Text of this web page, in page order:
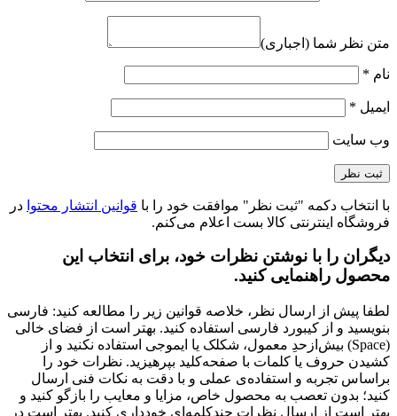
متن نظر شما (اجباری)
نام *
ایمیل *
وب‌ سایت
با انتخاب دکمه "ثبت نظر" موافقت خود را با قوانین انتشار محتوا در
فروشگاه اینترنتی کالا بست اعلام می‌کنم.
دیگران را با نوشتن نظرات خود، برای انتخاب این
محصول راهنمایی کنید.
لطفا پیش از ارسال نظر، خلاصه قوانین زیر را مطالعه کنید: فارسی
بنویسید و از کیبورد فارسی استفاده کنید. بهتر است از فضای خالی
(Space) بیش‌از‌حدِ معمول، شکلک یا ایموجی استفاده نکنید و از
کشیدن حروف یا کلمات با صفحه‌کلید بپرهیزید. نظرات خود را
براساس تجربه و استفاده‌ی عملی و با دقت به نکات فنی ارسال
کنید؛ بدون تعصب به محصول خاص، مزایا و معایب را بازگو کنید و
بهتر است از ارسال نظرات چندکلمه‌‌ای خودداری کنید. بهتر است در